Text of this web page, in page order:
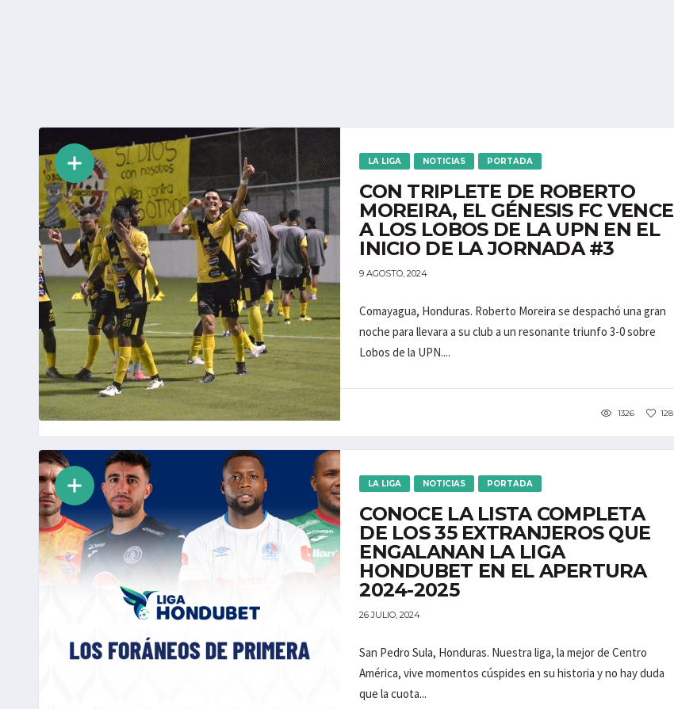
LA LIGA NOTICIAS PORTADA
CON TRIPLETE DE ROBERTO
MOREIRA, EL GÉNESIS FC VENCE
A LOS LOBOS DE LA UPN EN EL
INICIO DE LA JORNADA #3
9 AGOSTO, 2024
Comayagua, Honduras. Roberto Moreira se despachó una gran
noche para llevara a su club a un resonante triunfo 3-0 sobre
Lobos de la UPN....
1326 128
LA LIGA NOTICIAS PORTADA
CONOCE LA LISTA COMPLETA
DE LOS 35 EXTRANJEROS QUE
ENGALANAN LA LIGA
HONDUBET EN EL APERTURA
2024-2025
26 JULIO, 2024
San Pedro Sula, Honduras. Nuestra liga, la mejor de Centro
América, vive momentos cúspides en su historia y no hay duda
que la cuota...